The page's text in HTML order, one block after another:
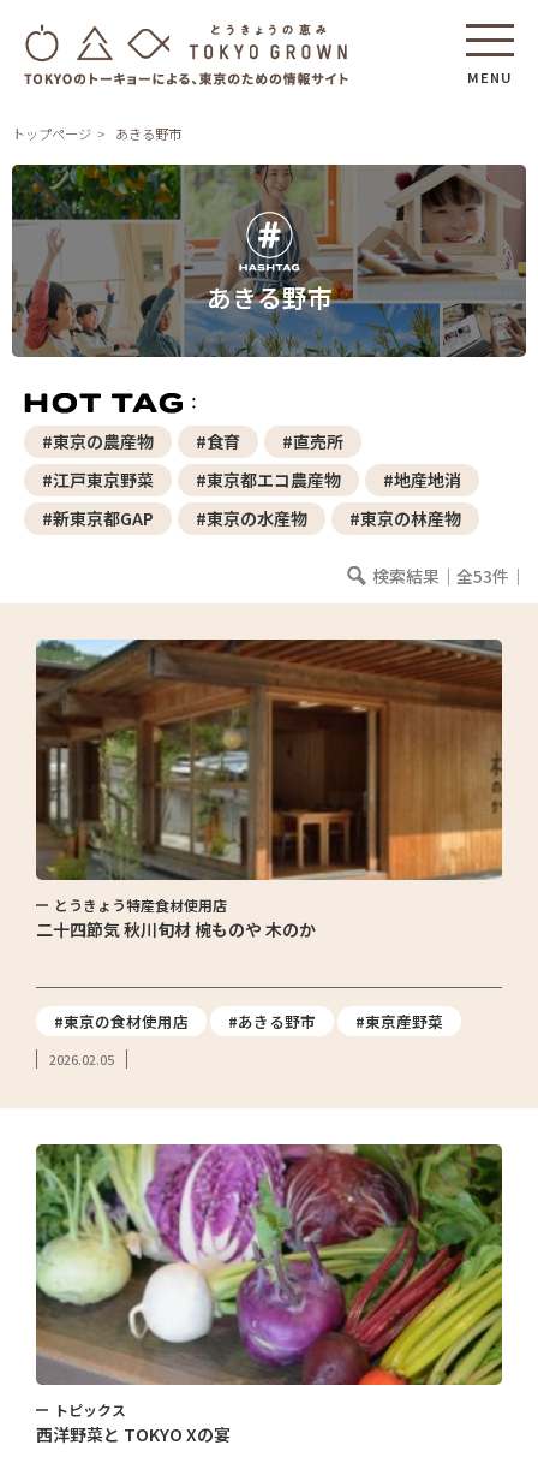
MENU
トップページ あきる野市
あきる野市
#東京の農産物 #食育
#直売所
#江戸東京野菜
#東京都エコ農産物
#地産地消
#新東京都GAP
#東京の水産物 #東京の林産物
検索結果｜全53件｜
とうきょう特産食材使用店
二十四節気 秋川旬材 椀ものや 木のか
#東京の食材使用店 #あきる野市 #東京産野菜
2026.02.05
トピックス
西洋野菜と TOKYO Xの宴